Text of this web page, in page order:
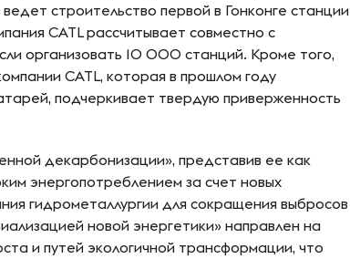
строительство первой в Гонконге станции
CATL рассчитывает совместно с
организовать 10 000 станций. Кроме того,
CATL, которая в прошлом году
подчеркивает твердую приверженность
декарбонизации», представив ее как
энергопотреблением за счет новых
гидрометаллургии для сокращения выбросов
новой энергетики» направлен на
и путей экологичной трансформации, что